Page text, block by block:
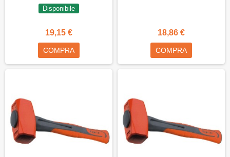
Disponibile
19,15 €
COMPRA
18,86 €
COMPRA